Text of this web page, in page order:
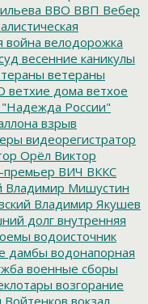
ВВО ВВП Вебер
война велодорожка
весенние каникулы
ветераны
ветхие дома ветхое
России"
взрыв
видеорегистратор
Орёл Виктор
премьер ВИЧ ВККС
Владимир Мишустин
Владимир Якушев
долг внутренняя
водоисточник
дамбы водонапорная
военные сборы
возгорание
Войтенков вокзал